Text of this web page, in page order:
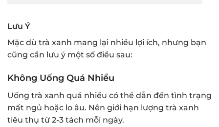
Lưu Ý
Mặc dù trà xanh mang lại nhiều lợi ích, nhưng bạn
cũng cần lưu ý một số điều sau:
Không Uống Quá Nhiều
Uống trà xanh quá nhiều có thể dẫn đến tình trạng
mất ngủ hoặc lo âu. Nên giới hạn lượng trà xanh
tiêu thụ từ 2-3 tách mỗi ngày.